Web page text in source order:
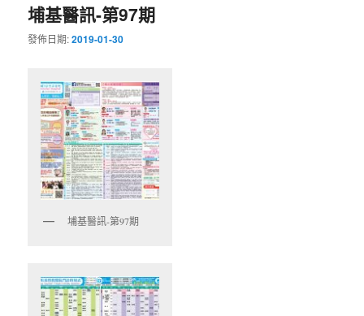
要
容
助
容
埔基醫訊-第97期
發佈日期:2019-01-30
埔基醫訊-第97期